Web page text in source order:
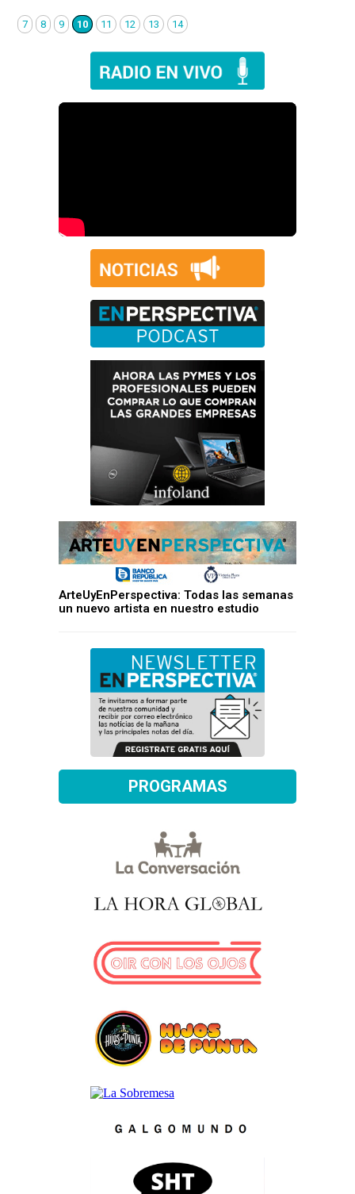
7 8 9 10 11 12 13 14
ArteUyEnPerspectiva: Todas las semanas
un nuevo artista en nuestro estudio
PROGRAMAS